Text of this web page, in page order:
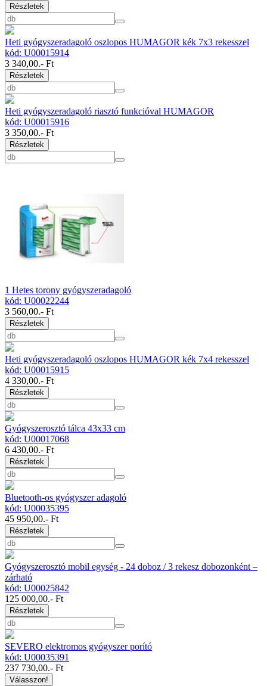
Részletek
Heti gyógyszeradagoló oszlopos HUMAGOR kék 7x3 rekesszel
kód: U00015914
3 340,00.- Ft
Részletek
Heti gyógyszeradagoló riasztó funkcióval HUMAGOR
kód: U00015916
3 350,00.- Ft
Részletek
1 Hetes torony gyógyszeradagoló
kód: U00022244
3 560,00.- Ft
Részletek
Heti gyógyszeradagoló oszlopos HUMAGOR kék 7x4 rekesszel
kód: U00015915
4 330,00.- Ft
Részletek
Gyógyszerosztó tálca 43x33 cm
kód: U00017068
6 430,00.- Ft
Részletek
Bluetooth-os gyógyszer adagoló
kód: U00035395
45 950,00.- Ft
Részletek
Gyógyszerosztó mobil egység - 24 doboz / 3 rekesz dobozonként –
zárható
kód: U00025842
125 000,00.- Ft
Részletek
SEVERO elektromos gyógyszer porító
kód: U00035391
237 730,00.- Ft
Válasszon!